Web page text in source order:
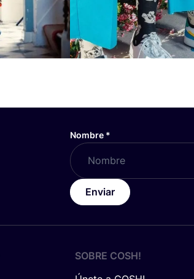
Nombre *
Enviar
SOBRE COSH!